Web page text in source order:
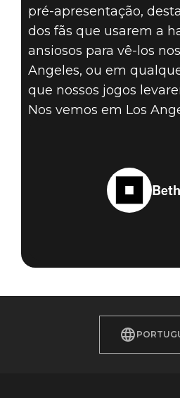
pré-apresentação,
dos fãs que usarem a
ansiosos para vê-los
Angeles, ou em
que nossos jogos
Nos vemos em Los